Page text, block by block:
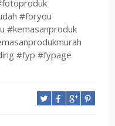
#foryou
#kemasanproduk
#fyp #fypage